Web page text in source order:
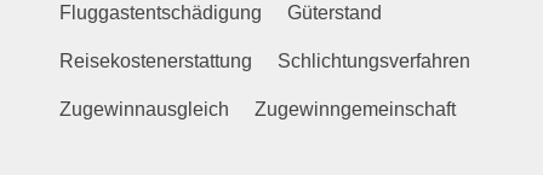
Fluggastentschädigung Güterstand
Reisekostenerstattung Schlichtungsverfahren
Zugewinnausgleich Zugewinngemeinschaft